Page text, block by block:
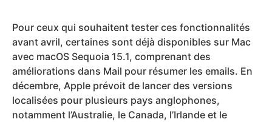
Pour ceux qui souhaitent tester ces fonctionnalités
avant avril, certaines sont déjà disponibles sur Mac
avec macOS Sequoia 15.1, comprenant des
améliorations dans Mail pour résumer les emails. En
décembre, Apple prévoit de lancer des versions
localisées pour plusieurs pays anglophones,
notamment l’Australie, le Canada, l’Irlande et le